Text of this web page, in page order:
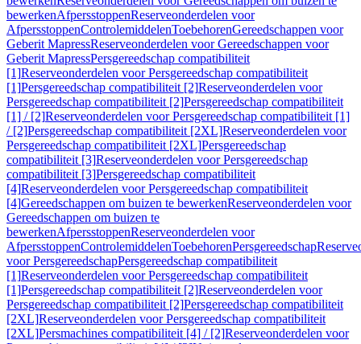
bewerkenAfpersstoppenReserveonderdelen voor
AfpersstoppenControlemiddelenToebehorenGereedschappen voor
Geberit MapressReserveonderdelen voor Gereedschappen voor
Geberit MapressPersgereedschap compatibiliteit
[1]Reserveonderdelen voor Persgereedschap compatibiliteit
[1]Persgereedschap compatibiliteit [2]Reserveonderdelen voor
Persgereedschap compatibiliteit [2]Persgereedschap compatibiliteit
[1] / [2]Reserveonderdelen voor Persgereedschap compatibiliteit [1]
/ [2]Persgereedschap compatibiliteit [2XL]Reserveonderdelen voor
Persgereedschap compatibiliteit [2XL]Persgereedschap
compatibiliteit [3]Reserveonderdelen voor Persgereedschap
compatibiliteit [3]Persgereedschap compatibiliteit
[4]Reserveonderdelen voor Persgereedschap compatibiliteit
[4]Gereedschappen om buizen te bewerkenReserveonderdelen voor
Gereedschappen om buizen te
bewerkenAfpersstoppenReserveonderdelen voor
AfpersstoppenControlemiddelenToebehorenPersgereedschap
voor PersgereedschapPersgereedschap compatibiliteit
[1]Reserveonderdelen voor Persgereedschap compatibiliteit
[1]Persgereedschap compatibiliteit [2]Reserveonderdelen voor
Persgereedschap compatibiliteit [2]Persgereedschap compatibiliteit
[2XL]Reserveonderdelen voor Persgereedschap compatibiliteit
[2XL]Persmachines compatibiliteit [4] / [2]Reserveonderdelen voor